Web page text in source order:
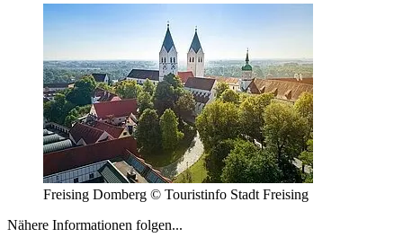
Freising Domberg © Touristinfo Stadt Freising
Nähere Informationen folgen...